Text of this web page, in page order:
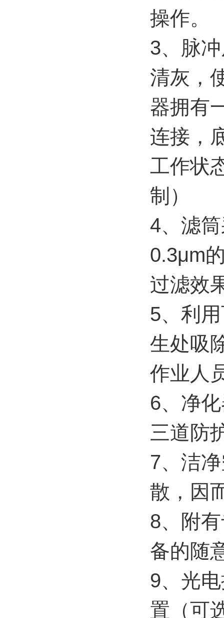
操作。
3、脉
清灰，
器拥有
连接，
工作状
制）
4、滤
0.3μm
过滤效
5、利
生处吸
作业人
6、净
三道防
7、洁
散，因
8、附
备的随
9、光
置（可